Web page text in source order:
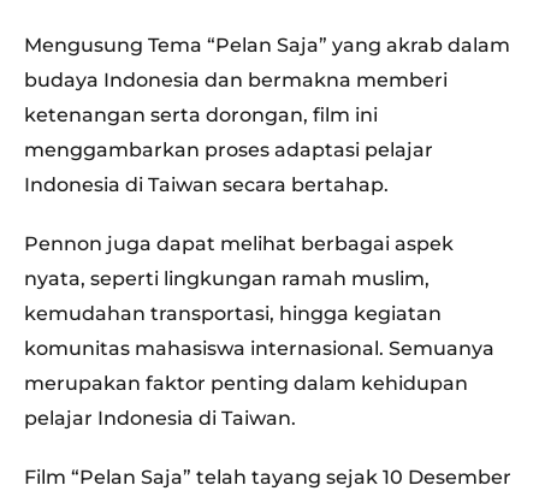
Mengusung Tema “Pelan Saja” yang akrab dalam
budaya Indonesia dan bermakna memberi
ketenangan serta dorongan, film ini
menggambarkan proses adaptasi pelajar
Indonesia di Taiwan secara bertahap.
Pennon juga dapat melihat berbagai aspek
nyata, seperti lingkungan ramah muslim,
kemudahan transportasi, hingga kegiatan
komunitas mahasiswa internasional. Semuanya
merupakan faktor penting dalam kehidupan
pelajar Indonesia di Taiwan.
Film “Pelan Saja” telah tayang sejak 10 Desember